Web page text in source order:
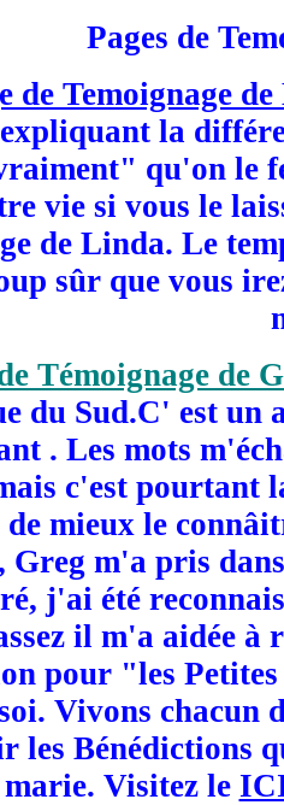
Pages de
de Temoignage
la
qu'on le
vie si vous le
de Linda. Le
sûr que vous
Témoignage de
du Sud.C' est un
. Les mots
c'est pourtant
mieux le
Greg m'a pris
j'ai été
il m'a aidée à
pour "les Petites
Vivons chacun
les Bénédictions
marie. Visitez le